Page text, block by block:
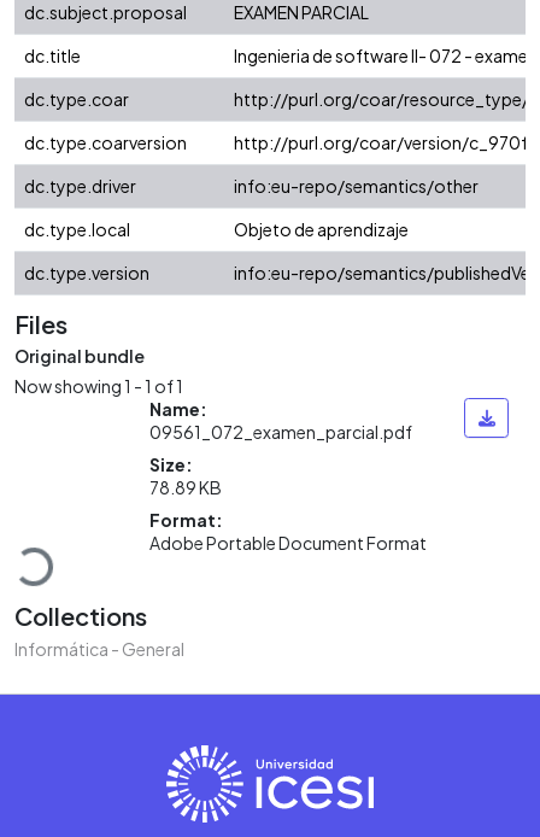
dc.subject.proposal
EXAMEN PARCIAL
dc.title
Ingenieria de software II- 072 -
dc.type.coar
http://purl.org/coar/resource_type/
dc.type.coarversion
http://purl.org/coar/version/
dc.type.driver
info:eu-repo/semantics/other
dc.type.local
Objeto de aprendizaje
dc.type.version
info:eu-repo/semantics/
Files
Original bundle
Now showing1 - 1 of 1
Loading...
Name:
09561_072_examen_parcial.pdf
Size:
78.89 KB
Format:
Adobe Portable Document Format
Collections
Informática - General